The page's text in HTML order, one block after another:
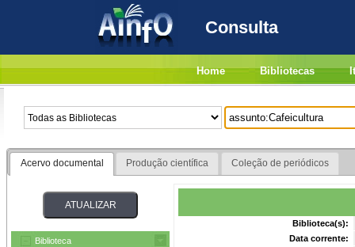
Consulta
Home Bibliotecas
Acervo documental Produção científica Coleção de periódicos
Biblioteca
Biblioteca(s):
Data corrente: